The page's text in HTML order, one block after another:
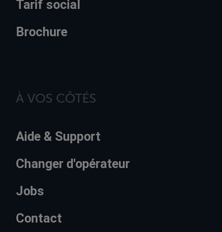
Tarif social
Brochure
À VOS CÔTÉS
Aide & Support
Changer d'opérateur
Jobs
Contact